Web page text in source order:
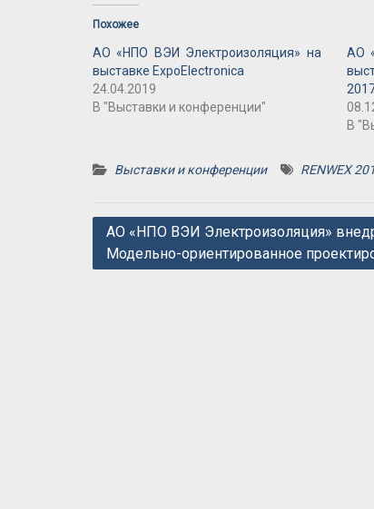
Похожее
АО «НПО ВЭИ Электроизоляция» на
выставке ExpoElectronica
24.04.2019
В "Выставки и конференции"
АО
В
Выставки и конференции RENWEX
Навигация
по
АО «НПО ВЭИ Электроизоляция»
Модельно-ориентированное